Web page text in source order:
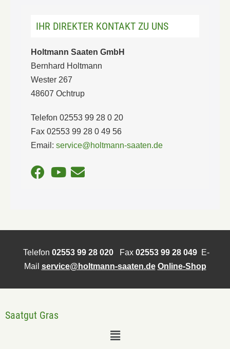
IHR DIREKTER KONTAKT ZU UNS
Holtmann Saaten GmbH
Bernhard Holtmann
Wester 267
48607 Ochtrup
Telefon 02553 99 28 0 20
Fax 02553 99 28 0 49 56
Email: service@holtmann-saaten.de
Telefon 02553 99 28 020Fax 02553 99 28 049E-
Mail service@holtmann-saaten.de Online-Shop
Saatgut Gras